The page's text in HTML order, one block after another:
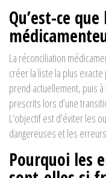
Qu’est-ce
La réconciliation
créer la liste la plus
prend actuellement, puis
prescrits lors d’une
L’objectif est d’éviter les
dangereuses et les
Pourquoi les